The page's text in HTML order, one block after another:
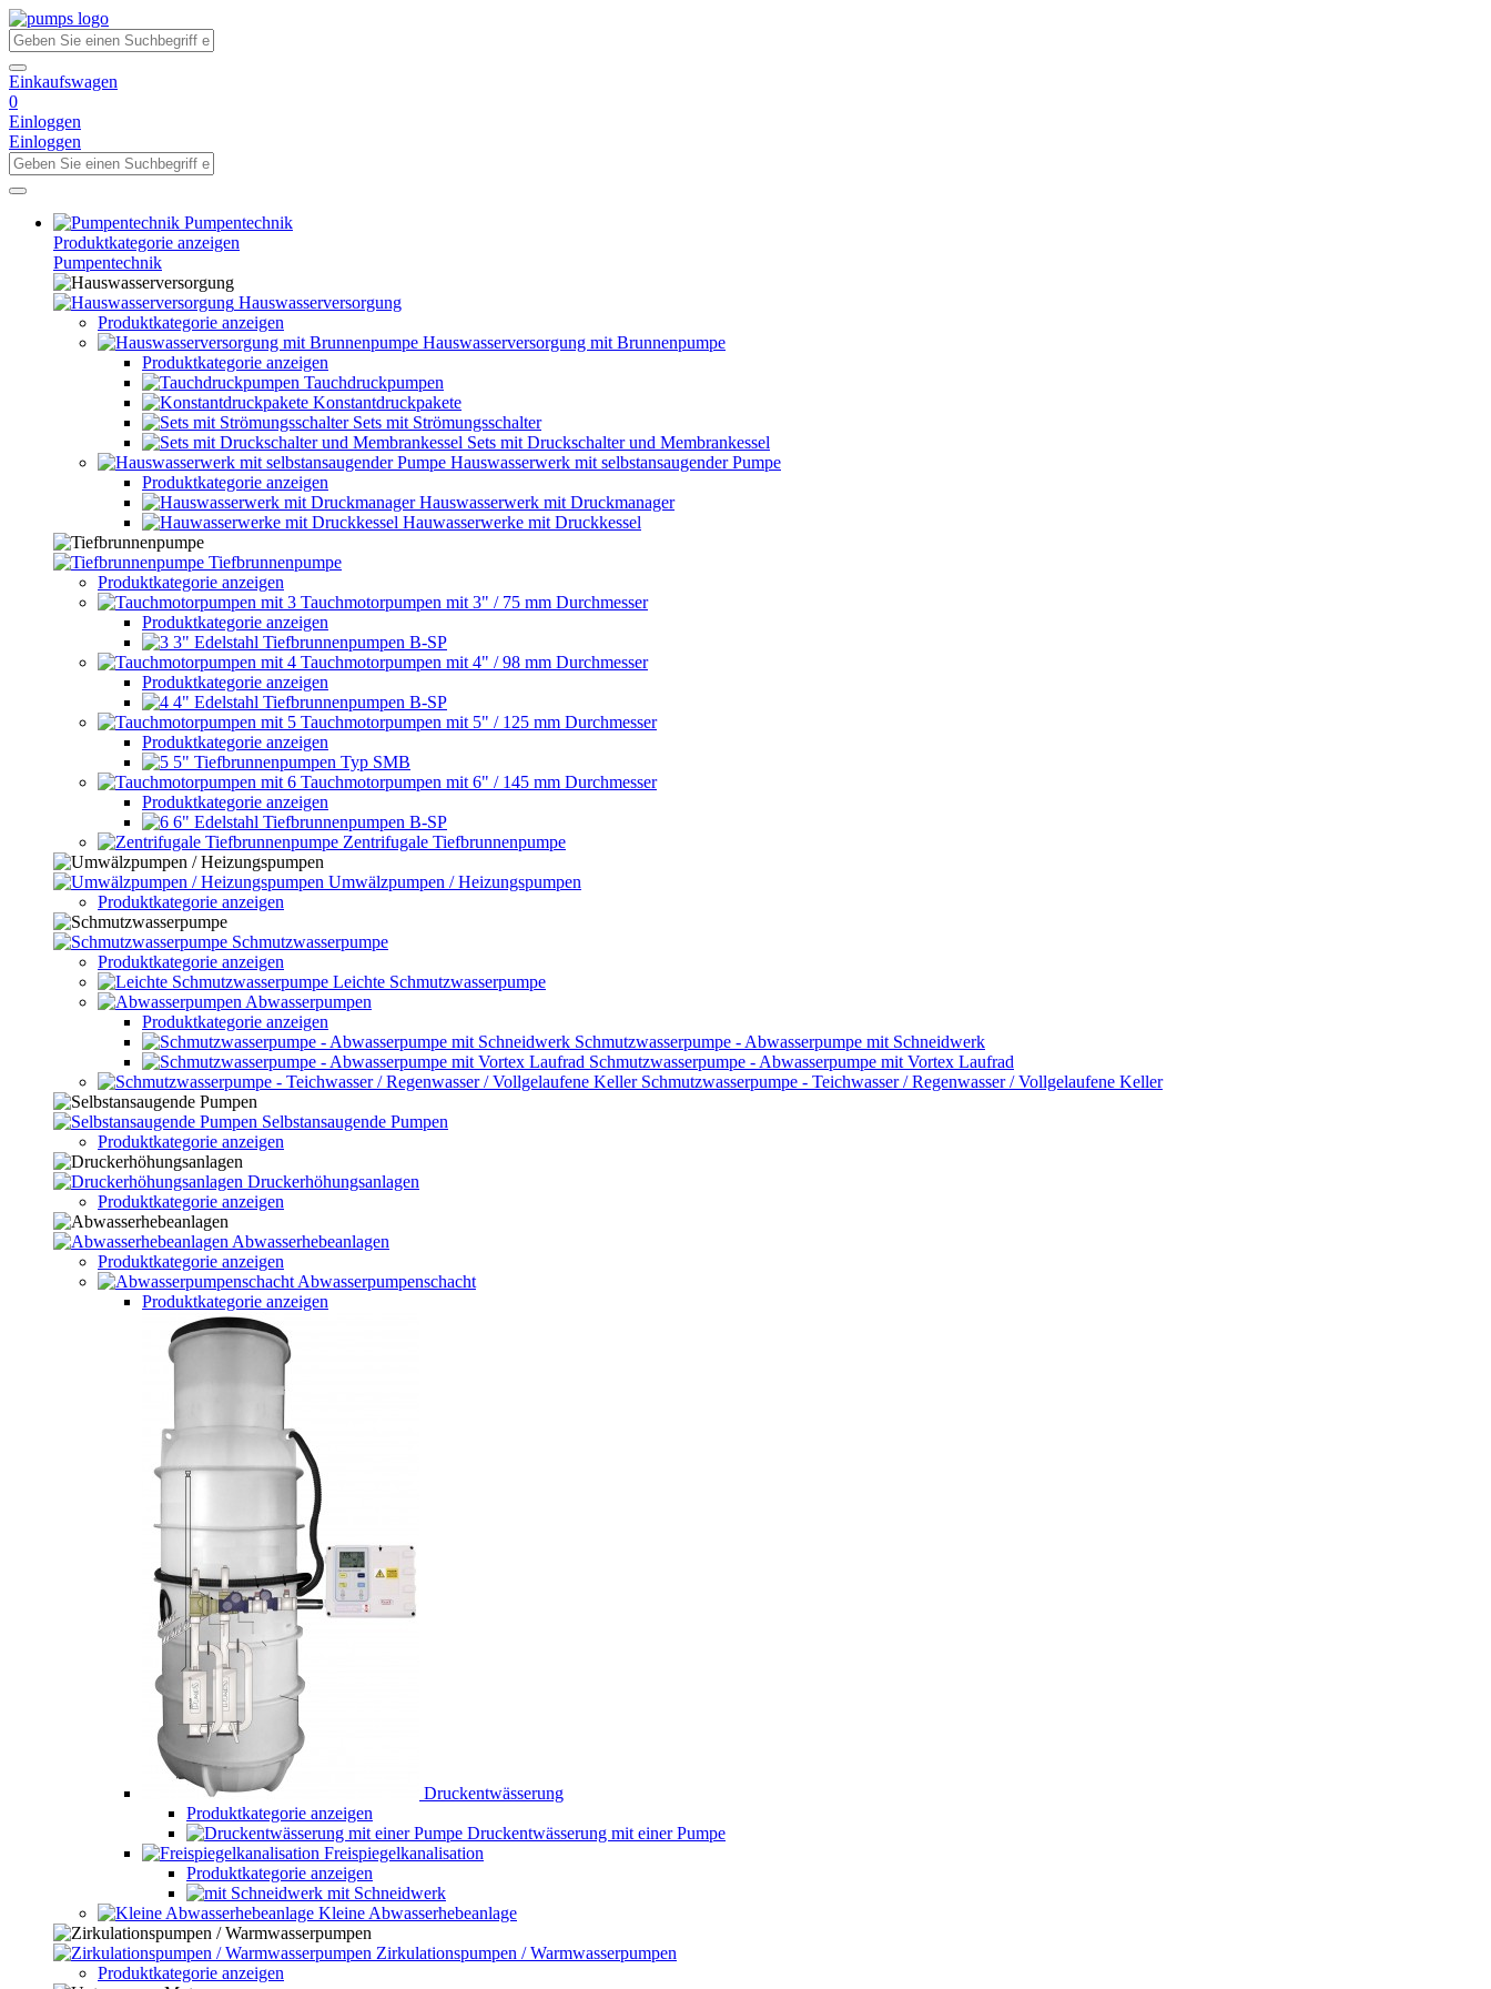
Einkaufswagen
0
Einloggen
Einloggen
Pumpentechnik
Produktkategorie anzeigen
Pumpentechnik
Hauswasserversorgung
Produktkategorie anzeigen
Hauswasserversorgung mit Brunnenpumpe
Produktkategorie anzeigen
Tauchdruckpumpen
Konstantdruckpakete
Sets mit Strömungsschalter
Sets mit Druckschalter und Membrankessel
Hauswasserwerk mit selbstansaugender Pumpe
Produktkategorie anzeigen
Hauswasserwerk mit Druckmanager
Hauwasserwerke mit Druckkessel
Tiefbrunnenpumpe
Produktkategorie anzeigen
Tauchmotorpumpen mit 3" / 75 mm Durchmesser
Produktkategorie anzeigen
3" Edelstahl Tiefbrunnenpumpen B-SP
Tauchmotorpumpen mit 4" / 98 mm Durchmesser
Produktkategorie anzeigen
4" Edelstahl Tiefbrunnenpumpen B-SP
Tauchmotorpumpen mit 5" / 125 mm Durchmesser
Produktkategorie anzeigen
5" Tiefbrunnenpumpen Typ SMB
Tauchmotorpumpen mit 6" / 145 mm Durchmesser
Produktkategorie anzeigen
6" Edelstahl Tiefbrunnenpumpen B-SP
Zentrifugale Tiefbrunnenpumpe
Umwälzpumpen / Heizungspumpen
Produktkategorie anzeigen
Schmutzwasserpumpe
Produktkategorie anzeigen
Leichte Schmutzwasserpumpe
Abwasserpumpen
Produktkategorie anzeigen
Schmutzwasserpumpe - Abwasserpumpe mit Schneidwerk
Schmutzwasserpumpe - Abwasserpumpe mit Vortex Laufrad
Schmutzwasserpumpe - Teichwasser / Regenwasser / Vollgelaufene Keller
Selbstansaugende Pumpen
Produktkategorie anzeigen
Druckerhöhungsanlagen
Produktkategorie anzeigen
Abwasserhebeanlagen
Produktkategorie anzeigen
Abwasserpumpenschacht
Produktkategorie anzeigen
Druckentwässerung
Produktkategorie anzeigen
Druckentwässerung mit einer Pumpe
Freispiegelkanalisation
Produktkategorie anzeigen
mit Schneidwerk
Kleine Abwasserhebeanlage
Zirkulationspumpen / Warmwasserpumpen
Produktkategorie anzeigen